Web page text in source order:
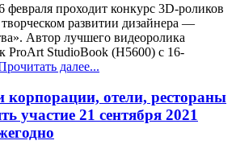
февраля проходит конкурс 3D-роликов
развитии дизайнера —
Автор лучшего видеоролика
ProArt StudioBook (H5600) с 16-
далее...
корпорации, отели, рестораны
участие 21 сентября 2021